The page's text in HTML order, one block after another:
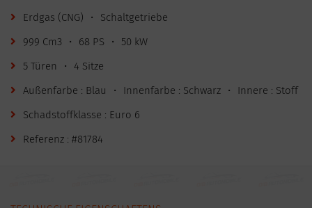
Erdgas (CNG)
•
Schaltgetriebe
999 Cm3
• 68 PS •
50 kW
5 Türen
•
4 Sitze
Außenfarbe : Blau
• Innenfarbe : Schwarz •
Innere : Stoff
Schadstoffklasse : Euro 6
Referenz : #81784